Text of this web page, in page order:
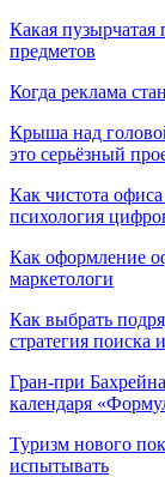
Какая
предметов
Когда реклама
Крыша над
это серьёзный
Как чистота
психология
Как оформление
маркетологи
Как выбрать
стратегия поиска
Гран-при
календаря
Туризм нового
испытывать